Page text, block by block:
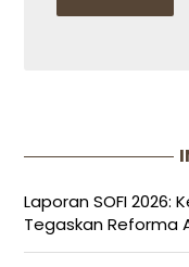
Laporan SOFI 2026:
Tegaskan Reforma